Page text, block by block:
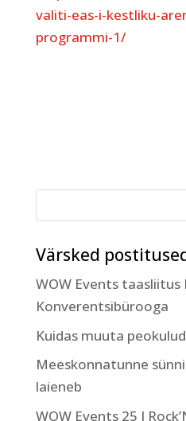
valiti-eas-i-kestliku-
programmi-1/
Värsked
WOW Events taasliitus
Konverentsibürooga
Kuidas muuta
Meeskonnatunne
laieneb
WOW Events 25 I